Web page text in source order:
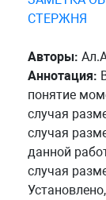
СТЕРЖНЯ
Авторы:
Аннотация:
понятие
случая
случая
данной
случая